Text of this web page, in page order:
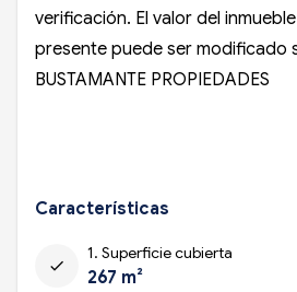
verificación. El valor del
presente puede ser modificado
BUSTAMANTE PROPIEDADES
Características
check
1. Superficie cubierta
267 m²